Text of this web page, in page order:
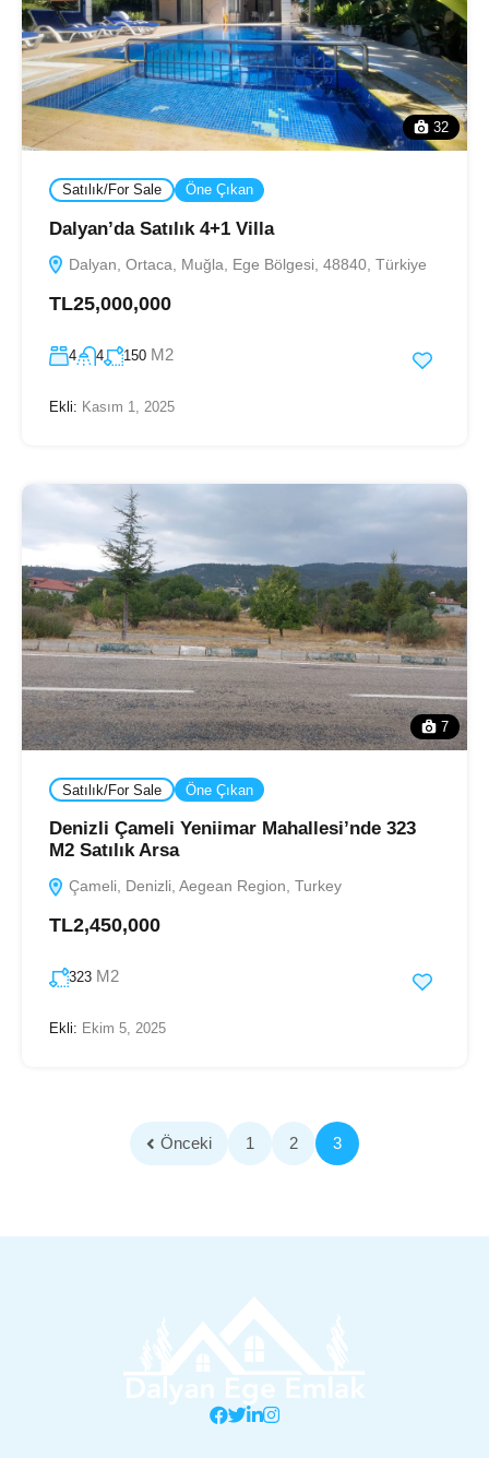
32
Satılık/For Sale Öne Çıkan
Dalyan’da Satılık 4+1 Villa
Dalyan, Ortaca, Muğla, Ege Bölgesi, 48840, Türkiye
TL25,000,000
4 4 150 M2
Ekli: Kasım 1, 2025
7
Satılık/For Sale Öne Çıkan
Denizli Çameli Yeniimar Mahallesi’nde 323
M2 Satılık Arsa
Çameli, Denizli, Aegean Region, Turkey
TL2,450,000
323 M2
Ekli: Ekim 5, 2025
Önceki 1 2 3